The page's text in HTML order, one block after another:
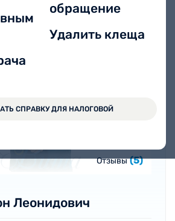
обращение
Удалить клеща
СПРАВКУ ДЛЯ НАЛОГОВОЙ
Отзывы (5)
Леонидович